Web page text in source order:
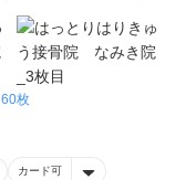
60枚
カード可